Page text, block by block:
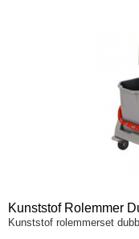
Kunststof Rolemmer
Kunststof rolemmerset